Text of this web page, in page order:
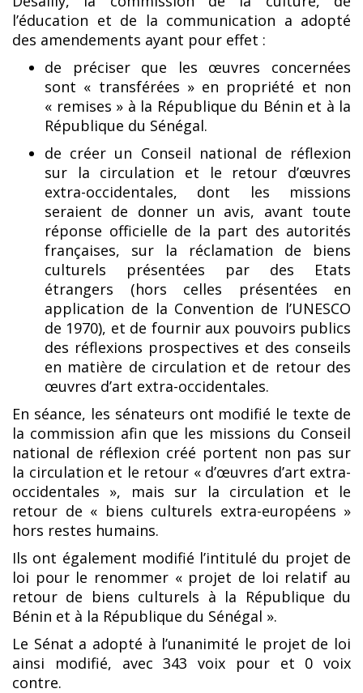
l’éducation et de la communication a adopté
des amendements ayant pour effet :
de préciser que les œuvres concernées
sont « transférées » en propriété et non
« remises » à la République du Bénin et à la
République du Sénégal.
de créer un Conseil national de réflexion
sur la circulation et le retour d’œuvres
extra-occidentales, dont les missions
seraient de donner un avis, avant toute
réponse officielle de la part des autorités
françaises, sur la réclamation de biens
culturels présentées par des Etats
étrangers (hors celles présentées en
application de la Convention de l’UNESCO
de 1970), et de fournir aux pouvoirs publics
des réflexions prospectives et des conseils
en matière de circulation et de retour des
œuvres d’art extra-occidentales.
En séance, les sénateurs ont modifié le texte de
la commission afin que les missions du Conseil
national de réflexion créé portent non pas sur
la circulation et le retour « d’œuvres d’art extra-
occidentales », mais sur la circulation et le
retour de « biens culturels extra-européens »
hors restes humains.
Ils ont également modifié l’intitulé du projet de
loi pour le renommer « projet de loi relatif au
retour de biens culturels à la République du
Bénin et à la République du Sénégal ».
Le Sénat a adopté à l’unanimité le projet de loi
ainsi modifié, avec 343 voix pour et 0 voix
contre.